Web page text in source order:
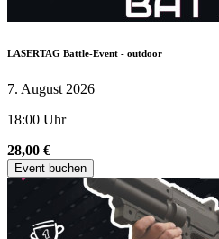
LASERTAG Battle-Event - outdoor
7. August 2026
18:00 Uhr
28,00 €
Event buchen